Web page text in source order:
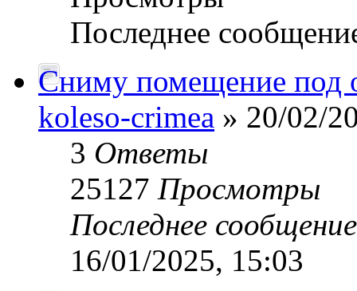
Последнее
Сниму помещение под
koleso-crimea » 20/02/
3 Ответы
25127 Просмотры
Последнее
16/01/2025, 15:03